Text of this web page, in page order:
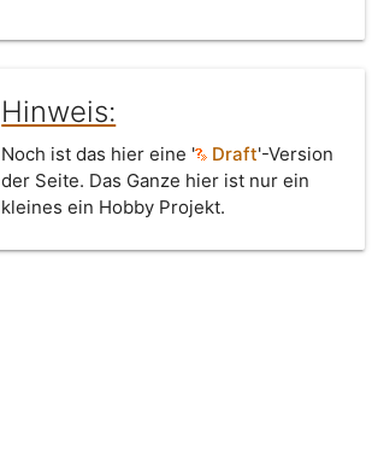
Hinweis:
Noch ist das hier eine ' Draft'-Version
der Seite. Das Ganze hier ist nur ein
kleines ein Hobby Projekt.